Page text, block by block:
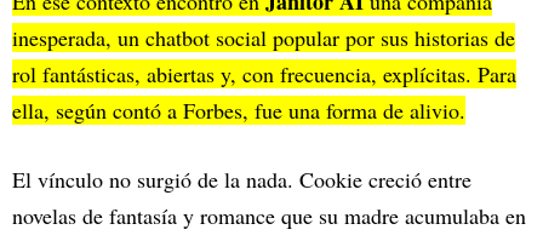
inesperada, un chatbot social popular por sus historias de
rol fantásticas, abiertas y, con frecuencia, explícitas. Para
ella, según contó a Forbes, fue una forma de alivio.
El vínculo no surgió de la nada. Cookie creció entre
novelas de fantasía y romance que su madre acumulaba en